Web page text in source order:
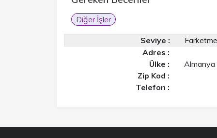
Diğer İşler
Seviye :
Adres :
Ülke :
Almanya
Zip Kod :
Telefon :